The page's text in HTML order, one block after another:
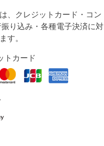
、クレジットカード・コン
振り込み・各種電子決済に対
す。
トカード